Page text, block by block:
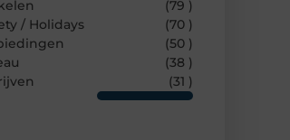
(79 )
/ Holidays
(70 )
(50 )
(38 )
(31 )